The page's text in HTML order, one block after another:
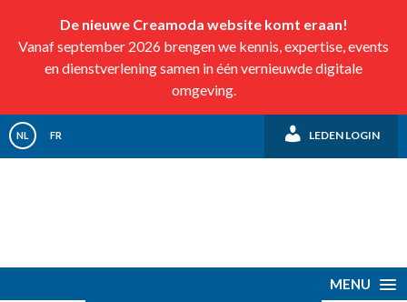
De nieuwe Creamoda website komt eraan!
Vanaf september 2026 brengen we kennis, expertise, events
en dienstverlening samen in één vernieuwde digitale
omgeving.
NL FR LEDEN LOGIN
MENU